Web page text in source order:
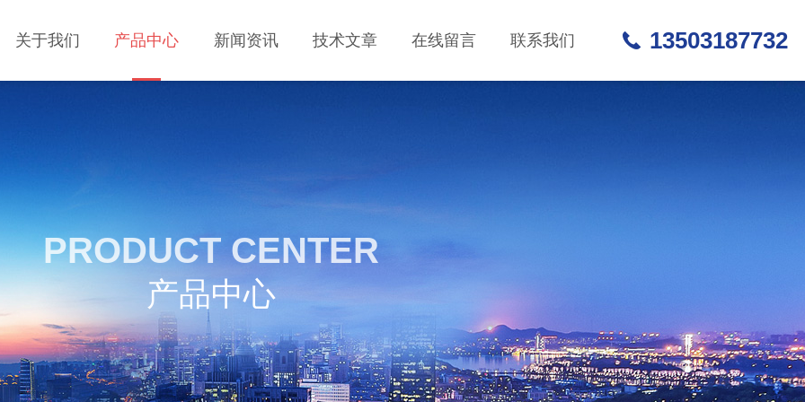
关于我们 产品中心 新闻资讯 技术文章 在线留言 联系我们 13503187732
PRODUCT CENTER
产品中心